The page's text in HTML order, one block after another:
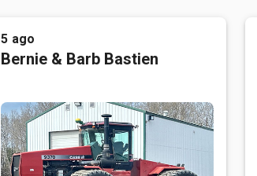
5 ago
Bernie & Barb Bastien